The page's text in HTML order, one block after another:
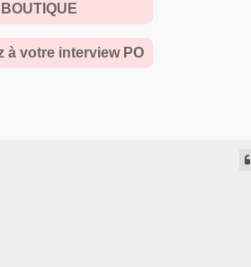
BOUTIQUE
à votre interview PO